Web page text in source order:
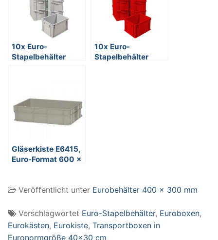
10x Euro-
Stapelbehälter
10x Euro-
Stapelbehälter
Gläserkiste E6415,
Euro-Format 600 x
125 mm, bei
Nutzhöhe 50-95
mm
Veröffentlicht unter Eurobehälter 400 x 300 mm
Verschlagwortet Euro-Stapelbehälter, Euroboxen,
Eurokästen, Eurokiste, Transportboxen in
Euronormgröße 40x30 cm